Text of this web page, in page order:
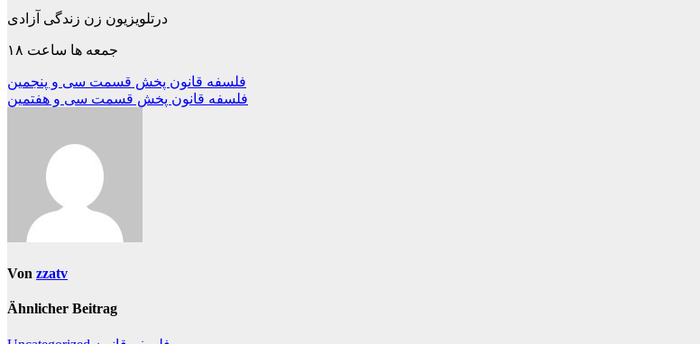
درتلویزیون زن زندگی آزادی
جمعه ها ساعت ۱۸
Beitragsnavigation
فلسفه قانون پخش قسمت سی و پنجمین
فلسفه قانون پخش قسمت سی و هفتمین
Von zzatv
Ähnlicher Beitrag